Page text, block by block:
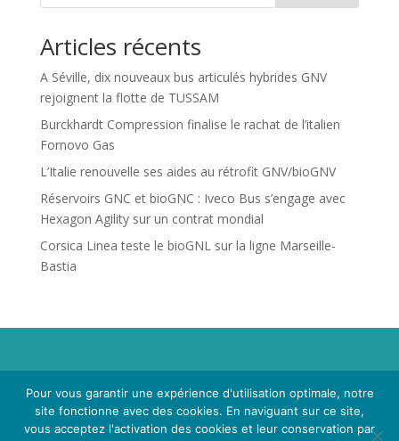
Articles récents
A Séville, dix nouveaux bus articulés hybrides GNV
rejoignent la flotte de TUSSAM
Burckhardt Compression finalise le rachat de l’italien
Fornovo Gas
L’Italie renouvelle ses aides au rétrofit GNV/bioGNV
Réservoirs GNC et bioGNC : Iveco Bus s’engage avec
Hexagon Agility sur un contrat mondial
Corsica Linea teste le bioGNL sur la ligne Marseille-
Bastia
Propriété de Territoire d'Energie Lot-et-Garonne. Voir
Mentions LégalesetPolitique de Confidentialité.
Pour vous garantir une expérience d'utilisation optimale, notre
site fonctionne avec des cookies. En naviguant sur ce site,
vous acceptez l'activation des cookies et leur conservation par